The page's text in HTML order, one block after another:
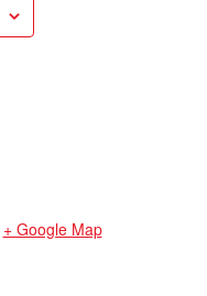
+ Google Map